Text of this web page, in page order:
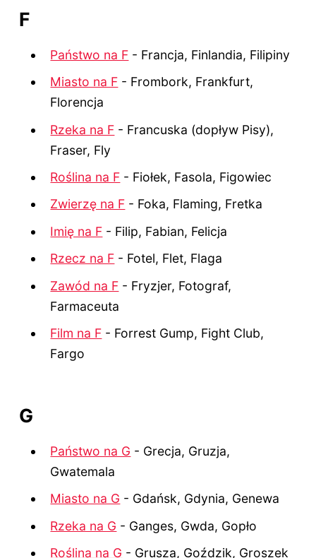
F
Państwo na F - Francja, Finlandia, Filipiny
Miasto na F - Frombork, Frankfurt,
Florencja
Rzeka na F - Francuska (dopływ Pisy),
Fraser, Fly
Roślina na F - Fiołek, Fasola, Figowiec
Zwierzę na F - Foka, Flaming, Fretka
Imię na F - Filip, Fabian, Felicja
Rzecz na F - Fotel, Flet, Flaga
Zawód na F - Fryzjer, Fotograf,
Farmaceuta
Film na F - Forrest Gump, Fight Club,
Fargo
G
Państwo na G - Grecja, Gruzja,
Gwatemala
Miasto na G - Gdańsk, Gdynia, Genewa
Rzeka na G - Ganges, Gwda, Gopło
Roślina na G - Grusza, Goździk, Groszek